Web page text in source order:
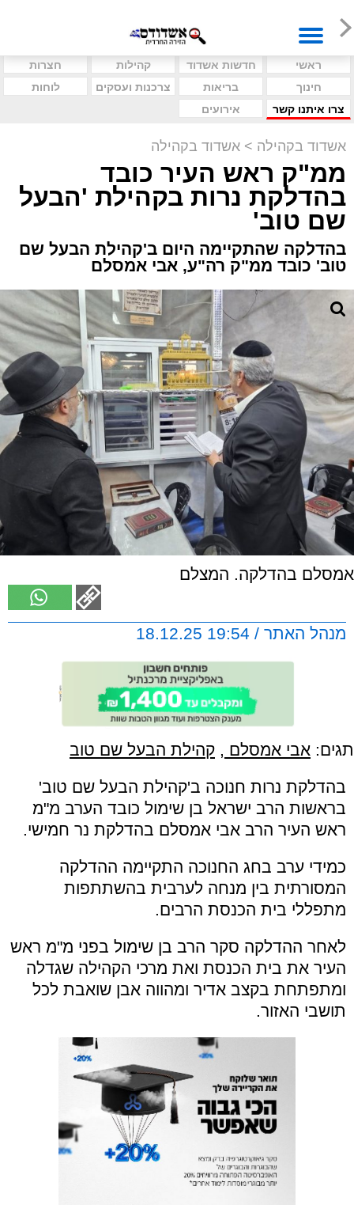
ראשי חדשות אשדוד קהילות
חצרות
חינוך
בריאות צרכנות ועסקים
לוחות
צרו איתנו קשר
אירועים
אשדוד בקהילה > אשדוד בקהילה
ממ"ק ראש העיר כובד
בהדלקת נרות בקהילת 'הבעל
שם טוב'
בהדלקה שהתקיימה היום ב'קהילת הבעל שם
טוב' כובד ממ"ק רה"ע, אבי אמסלם
אמסלם בהדלקה. המצלם
מנהל האתר / 19:54 18.12.25
תגים: אבי אמסלם , קהילת הבעל שם טוב
בהדלקת נרות חנוכה ב'קהילת הבעל שם טוב'
בראשות הרב ישראל בן שימול כובד הערב מ"מ
ראש העיר הרב אבי אמסלם בהדלקת נר חמישי.
כמידי ערב בחג החנוכה התקיימה ההדלקה
המסורתית בין מנחה לערבית בהשתתפות
מתפללי בית הכנסת הרבים.
לאחר ההדלקה סקר הרב בן שימול בפני מ"מ ראש
העיר את בית הכנסת ואת מרכי הקהילה שגדלה
ומתפתחת בקצב אדיר ומהווה אבן שואבת לכל
תושבי האזור.